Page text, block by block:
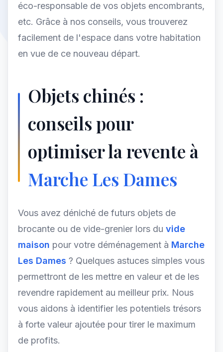
éco-responsable de vos objets encombrants,
etc. Grâce à nos conseils, vous trouverez
facilement de l'espace dans votre habitation
en vue de ce nouveau départ.
Objets chinés :
conseils pour
optimiser la revente à
Marche Les Dames
Vous avez déniché de futurs objets de
brocante ou de vide-grenier lors du vide
maison pour votre déménagement à Marche
Les Dames ? Quelques astuces simples vous
permettront de les mettre en valeur et de les
revendre rapidement au meilleur prix. Nous
vous aidons à identifier les potentiels trésors
à forte valeur ajoutée pour tirer le maximum
de profits.